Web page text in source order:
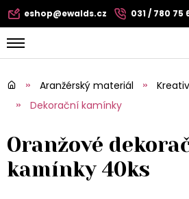
eshop@ewalds.cz 031 / 780 75
Aranžérský materiál
Dekorační kamínky
Oranžové
kamínky 40ks